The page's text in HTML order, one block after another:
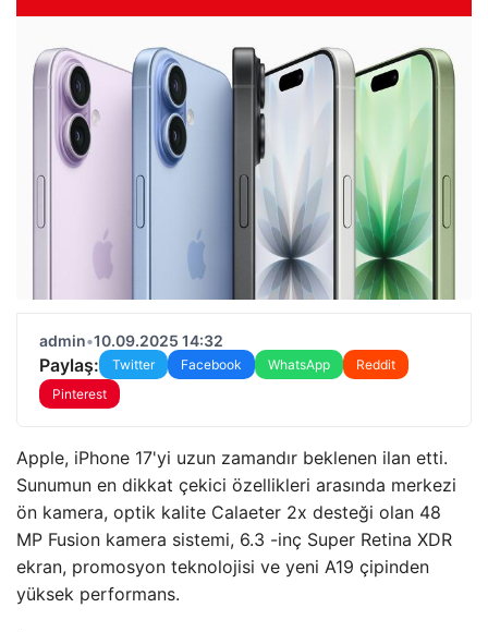
admin•10.09.2025 14:32
Paylaş: Twitter Facebook WhatsApp
Reddit
Pinterest
Apple, iPhone 17'yi uzun zamandır beklenen ilan etti.
Sunumun en dikkat çekici özellikleri arasında merkezi
ön kamera, optik kalite Calaeter 2x desteği olan 48
MP Fusion kamera sistemi, 6.3 -inç Super Retina XDR
ekran, promosyon teknolojisi ve yeni A19 çipinden
yüksek performans.